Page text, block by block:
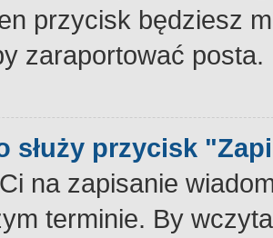
przycisk będziesz
zaraportować posta.
służy przycisk
na zapisanie
terminie. By